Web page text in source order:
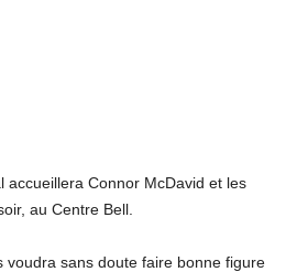
accueillera Connor McDavid et les
au Centre Bell.
voudra sans doute faire bonne figure